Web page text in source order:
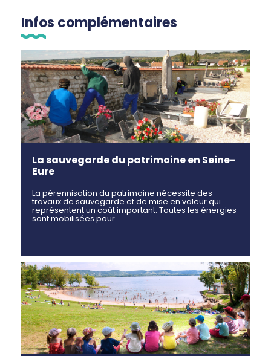
Infos complémentaires
La sauvegarde du patrimoine en Seine-
Eure
La pérennisation du patrimoine nécessite des
travaux de sauvegarde et de mise en valeur qui
représentent un coût important. Toutes les énergies
sont mobilisées pour…